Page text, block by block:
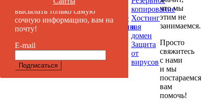
Поисковое
продвижение
Таргетированная
копирование
Хостинг
и
домен
Защита
от
вирусов
что мы
этим не
занимаемся.
Просто
свяжитесь
с нами
и мы
постараемся
вам
помочь!
Подпишитесь и мы будем
высылать только самую
сочную информацию, вам на
почту!
E-mail